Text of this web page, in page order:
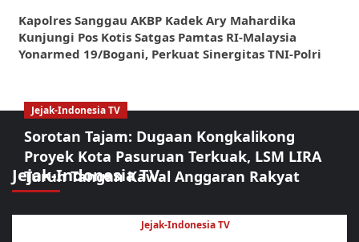
Kapolres Sanggau AKBP Kadek Ary Mahardika
Kunjungi Pos Kotis Satgas Pamtas RI-Malaysia
Yonarmed 19/Bogani, Perkuat Sinergitas TNI-Polri
Jejak-Indonesia TV
Jejak-Indonesia TV
Sorotan Tajam: Dugaan Kongkalikong
Proyek Kota Pasuruan Terkuak, LSM LIRA
Turun Tangan Kawal Anggaran Rakyat
Jejak-Indonesia TV